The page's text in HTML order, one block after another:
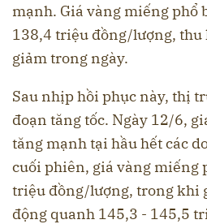
mạnh. Giá vàng miếng phổ
138,4 triệu đồng/lượng, thu
giảm trong ngày.
Sau nhịp hồi phục này, thị
đoạn tăng tốc. Ngày 12/6,
tăng mạnh tại hầu hết các
cuối phiên, giá vàng miếng
triệu đồng/lượng, trong khi
động quanh 145,3 - 145,5